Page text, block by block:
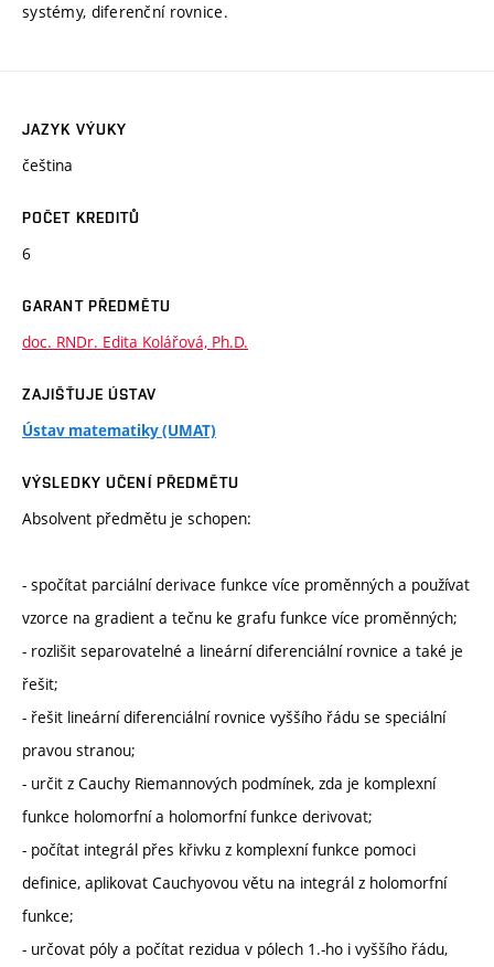
systémy, diferenční rovnice.
JAZYK VÝUKY
čeština
POČET KREDITŮ
6
GARANT PŘEDMĚTU
doc. RNDr. Edita Kolářová, Ph.D.
ZAJIŠŤUJE ÚSTAV
Ústav matematiky (UMAT)
VÝSLEDKY UČENÍ PŘEDMĚTU
Absolvent předmětu je schopen:
- spočítat parciální derivace funkce více proměnných a používat
vzorce na gradient a tečnu ke grafu funkce více proměnných;
- rozlišit separovatelné a lineární diferenciální rovnice a také je
řešit;
- řešit lineární diferenciální rovnice vyššího řádu se speciální
pravou stranou;
- určit z Cauchy Riemannových podmínek, zda je komplexní
funkce holomorfní a holomorfní funkce derivovat;
- počítat integrál přes křivku z komplexní funkce pomoci
definice, aplikovat Cauchyovou větu na integrál z holomorfní
funkce;
- určovat póly a počítat rezidua v pólech 1.-ho i vyššího řádu,